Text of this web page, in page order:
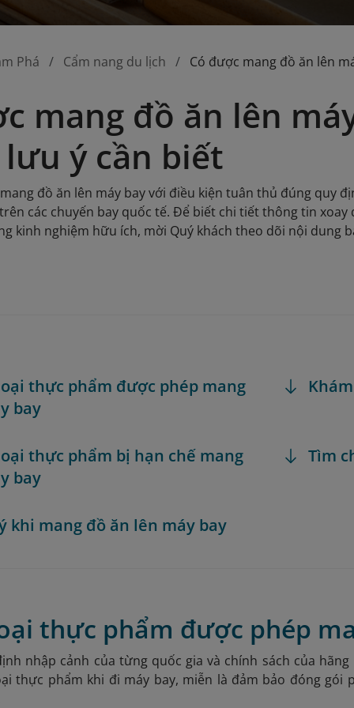
Phá Cẩm nang du lịch Có được mang đồ ăn lên
mang đồ ăn lên
ý cần biết
đồ ăn lên máy bay với điều kiện tuân thủ đúng quy
các chuyến bay quốc tế. Để biết chi tiết thông tin
kinh nghiệm hữu ích, mời Quý khách theo dõi nội dung
thực phẩm được phép mang
bay
thực phẩm bị hạn chế mang
bay
khi mang đồ ăn lên máy bay
Tìm
thực phẩm được phép
nhập cảnh của từng quốc gia và chính sách của
thực phẩm khi đi máy bay, miễn là đảm bảo đóng gói